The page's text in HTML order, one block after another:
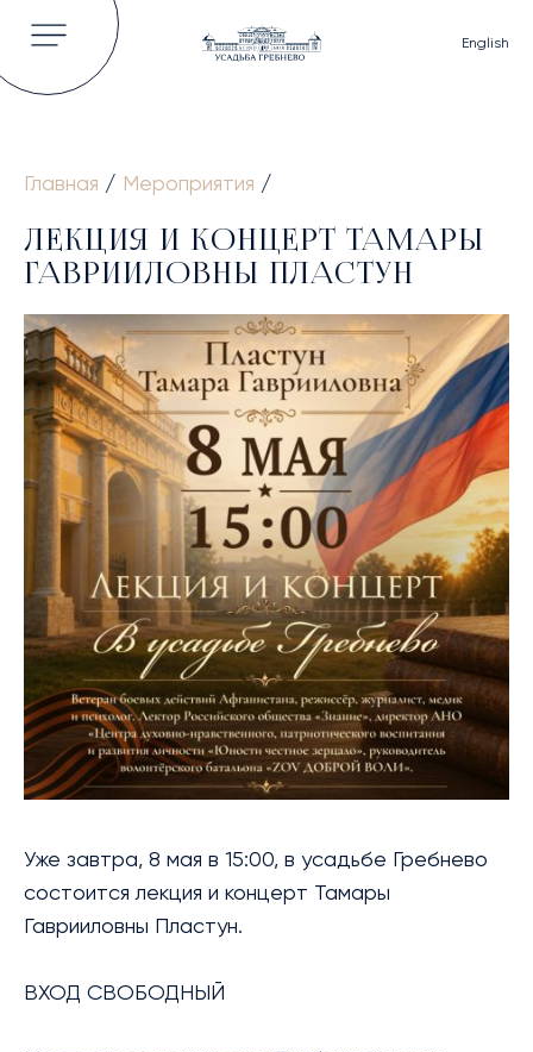
English
ОБ УСАДЬБЕ
ВЛАДЕЛЬЦЫ УСАДЬБЫ
КНИГИ И СТАТЬИ
ВИДЕО
НОВОСТИ
ГАЛЕРЕЯ
БИБЛИОТЕКА
МЕРОПРИЯТИЯ
УСЛУГИ
БЛАГОТВОРИТЕЛЬНОСТЬ
КОНТАКТЫ
Главная / Мероприятия /
ЛЕКЦИЯ И КОНЦЕРТ ТАМАРЫ
ГАВРИИЛОВНЫ ПЛАСТУН
Уже завтра, 8 мая в 15:00, в усадьбе Гребнево
состоится лекция и концерт Тамары
Гаврииловны Пластун.
ВХОД СВОБОДНЫЙ